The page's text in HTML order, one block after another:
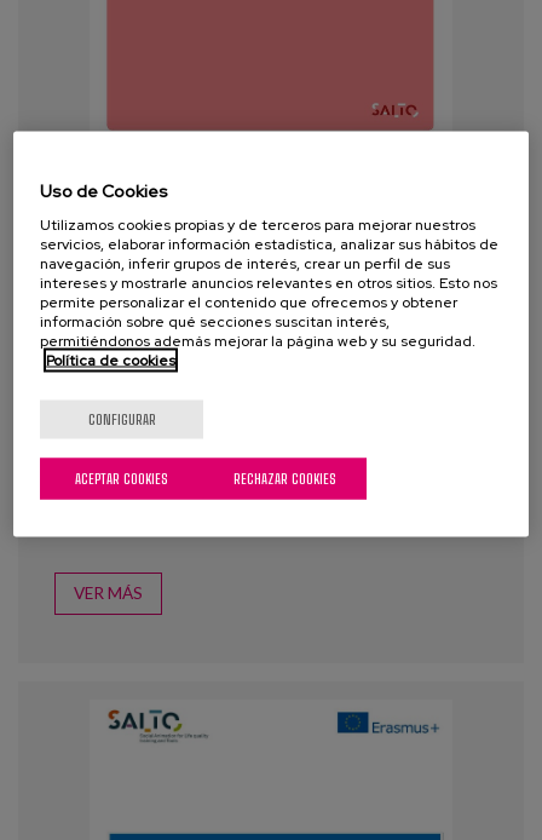
SALTO - Guía de actividades para
profesionales
Año: 2020
Autor:Consorcio SALTO
Proyecto:SALTO Project (Social Animation for
Etiquetas:animación sociocultural
mayores,diversidad funcional,ACP,dependencia
VER MÁS
Uso de Cookies
Utilizamos cookies propias y de terceros para mejorar nuestros
servicios, elaborar información estadística, analizar sus hábitos de
navegación, inferir grupos de interés, crear un perfil de sus
intereses y mostrarle anuncios relevantes en otros sitios. Esto nos
permite personalizar el contenido que ofrecemos y obtener
información sobre qué secciones suscitan interés,
permitiéndonos además mejorar la página web y su seguridad.
Política de cookies
CONFIGURAR
RECHAZAR COOKIES
ACEPTAR COOKIES